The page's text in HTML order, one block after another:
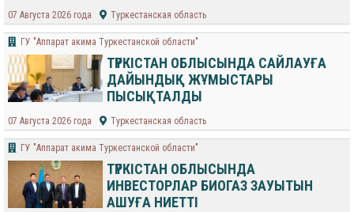
07 Августа 2026 года Туркестанская область
ГУ "Аппарат акима Туркестанской области"
ТҮРКІСТАН ОБЛЫСЫНДА САЙЛАУҒА
ДАЙЫНДЫҚ ЖҰМЫСТАРЫ
ПЫСЫҚТАЛДЫ
07 Августа 2026 года Туркестанская область
ГУ "Аппарат акима Туркестанской области"
ТҮРКІСТАН ОБЛЫСЫНДА
ИНВЕСТОРЛАР БИОГАЗ ЗАУЫТЫН
АШУҒА НИЕТТІ